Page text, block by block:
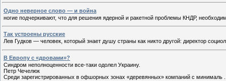
Одно неверное слово — и война
ногие подчеркивают, что для решения ядерной и ракетной проблемы КНДР,
Так устроены русские
Лев Гудков — человек, который знает душу страны как никто другой: директор
В Европу с «дровами»?
Синдром неполноценности все-таки одолел Украину.
Петр Чечелюк
Среди зарегистрированных в офшорных зонах «деревянных» компаний с минималь